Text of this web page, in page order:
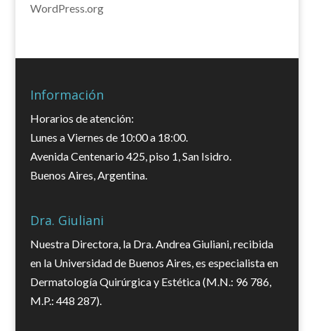
WordPress.org
Información
Horarios de atención:
Lunes a Viernes de 10:00 a 18:00.
Avenida Centenario 425, piso 1, San Isidro.
Buenos Aires, Argentina.
Dra. Giuliani
Nuestra Directora, la Dra. Andrea Giuliani, recibida
en la Universidad de Buenos Aires, es especialista en
Dermatología Quirúrgica y Estética (M.N.: 96 786,
M.P.: 448 287).